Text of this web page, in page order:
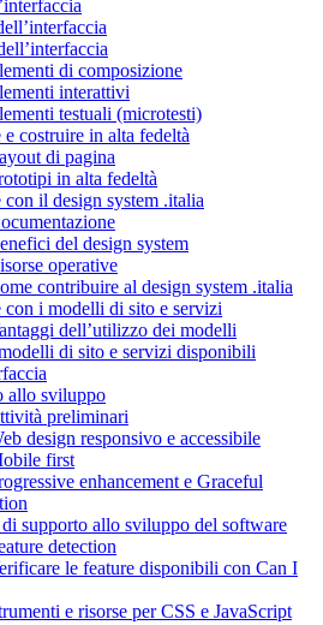
di composizione
interattivi
testuali (microtesti)
e costruire in alta fedeltà
di pagina
in alta fedeltà
con il design system .italia
del design system
operative
contribuire al design system .italia
con i modelli di sito e servizi
dell’utilizzo dei modelli
di sito e servizi disponibili
allo sviluppo
preliminari
design responsivo e accessibile
first
enhancement e Graceful
supporto allo sviluppo del software
detection
le feature disponibili con Can I
e risorse per CSS e JavaScript